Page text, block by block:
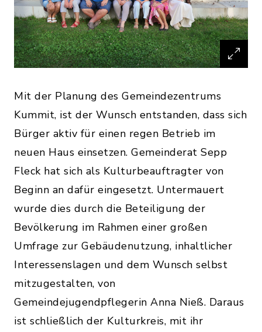
Mit der Planung des Gemeindezentrums
Kummit, ist der Wunsch entstanden, dass sich
Bürger aktiv für einen regen Betrieb im
neuen Haus einsetzen. Gemeinderat Sepp
Fleck hat sich als Kulturbeauftragter von
Beginn an dafür eingesetzt. Untermauert
wurde dies durch die Beteiligung der
Bevölkerung im Rahmen einer großen
Umfrage zur Gebäudenutzung, inhaltlicher
Interessenslagen und dem Wunsch selbst
mitzugestalten, von
Gemeindejugendpflegerin Anna Nieß. Daraus
ist schließlich der Kulturkreis, mit ihr